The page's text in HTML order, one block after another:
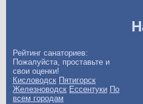
Рейтинг санаториев:
Пожалуйста, проставьте и
свои оценки!
Кисловодск Пятигорск
Железноводск Ессентуки По
всем городам